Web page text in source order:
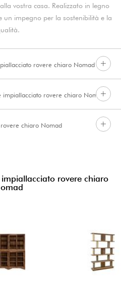
vostra casa. Realizzato in legno
un impegno per la sostenibilità e la
rovere chiaro Nomad
impiallacciato rovere chiaro Nomad
chiaro Nomad
rovere chiaro